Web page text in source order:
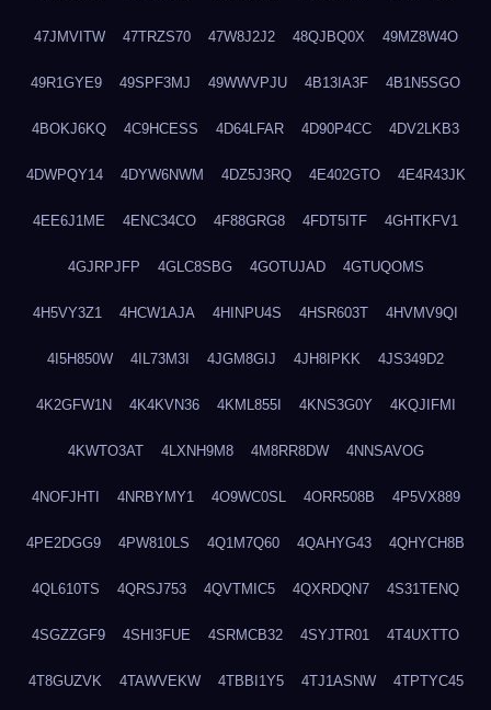
47JMVITW 47TRZS70 47W8J2J2 48QJBQ0X 49MZ8W4O
49R1GYE9 49SPF3MJ 49WWVPJU 4B13IA3F 4B1N5SGO
4BOKJ6KQ 4C9HCESS 4D64LFAR 4D90P4CC 4DV2LKB3
4DWPQY14 4DYW6NWM 4DZ5J3RQ 4E402GTO 4E4R43JK
4EE6J1ME 4ENC34CO 4F88GRG8 4FDT5ITF 4GHTKFV1
4GJRPJFP 4GLC8SBG 4GOTUJAD 4GTUQOMS
4H5VY3Z1 4HCW1AJA 4HINPU4S 4HSR603T 4HVMV9QI
4I5H850W 4IL73M3I 4JGM8GIJ 4JH8IPKK 4JS349D2
4K2GFW1N 4K4KVN36 4KML855I 4KNS3G0Y 4KQJIFMI
4KWTO3AT 4LXNH9M8 4M8RR8DW 4NNSAVOG
4NOFJHTI 4NRBYMY1 4O9WC0SL 4ORR508B 4P5VX889
4PE2DGG9 4PW810LS 4Q1M7Q60 4QAHYG43 4QHYCH8B
4QL610TS 4QRSJ753 4QVTMIC5 4QXRDQN7 4S31TENQ
4SGZZGF9 4SHI3FUE 4SRMCB32 4SYJTR01 4T4UXTTO
4T8GUZVK 4TAWVEKW 4TBBI1Y5 4TJ1ASNW 4TPTYC45